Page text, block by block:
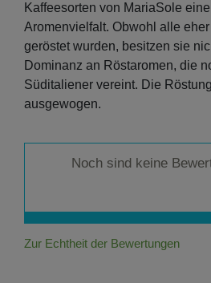
Kaffeesorten von MariaSole
Aromenvielfalt. Obwohl alle
geröstet wurden, besitzen sie
Dominanz an Röstaromen, die
Süditaliener vereint. Die
ausgewogen.
Noch sind keine
Zur Echtheit der Bewertungen